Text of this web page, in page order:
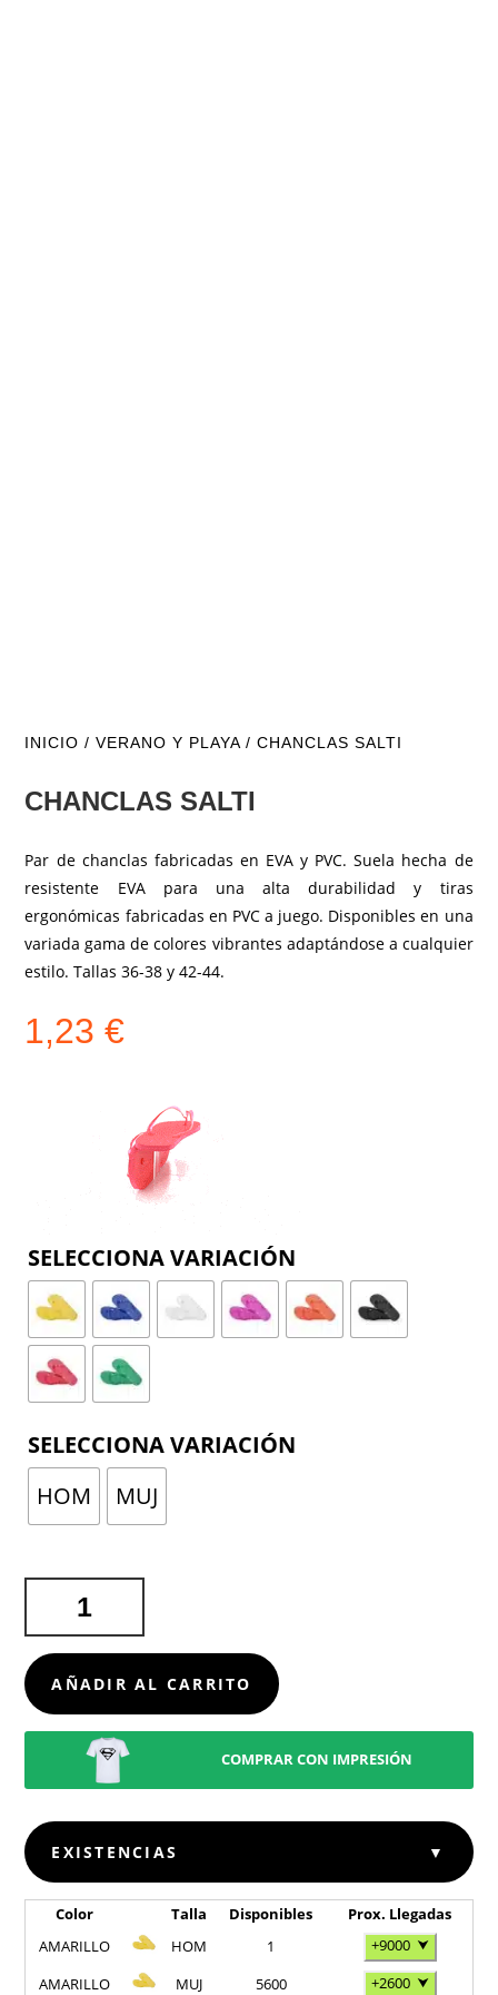
INICIO /VERANO Y PLAYA / CHANCLAS SALTI
CHANCLAS SALTI
Par de chanclas fabricadas en EVA y PVC. Suela hecha de
resistente EVA para una alta durabilidad y tiras
ergonómicas fabricadas en PVC a juego. Disponibles en una
variada gama de colores vibrantes adaptándose a cualquier
estilo. Tallas 36-38 y 42-44.
1,23€
HOM
MUJ
CANTIDAD
AÑADIR AL CARRITO
COMPRAR CON IMPRESIÓN
EXISTENCIAS ▼
Color Talla Disponibles
Prox. Llegadas
AMARILLO
HOM 1 +9000 ⮟
AMARILLO
MUJ 5600 +2600 ⮟